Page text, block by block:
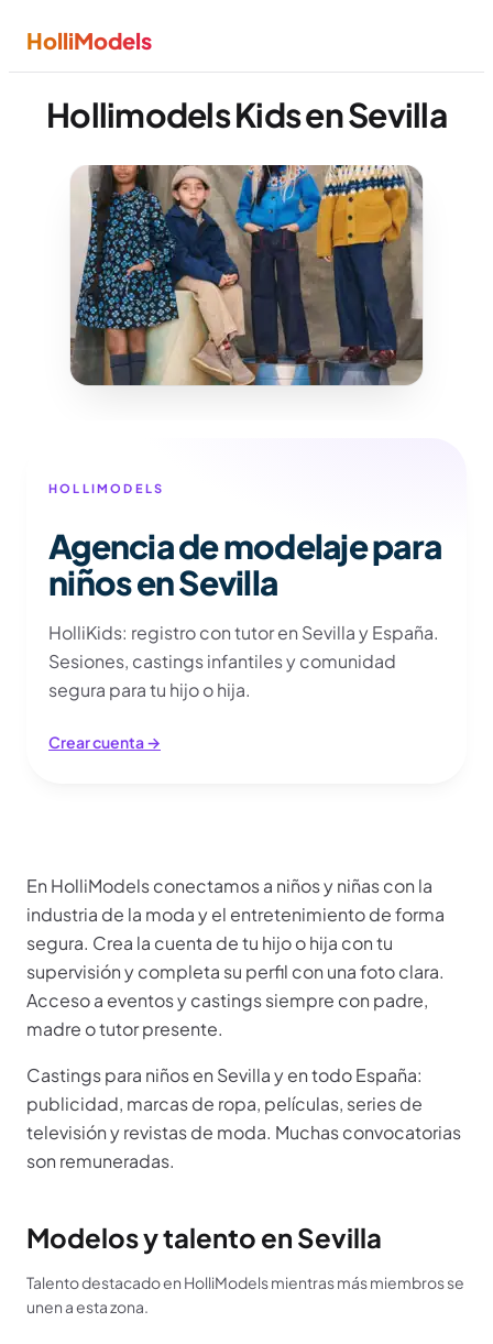
HolliModels
Hollimodels Kids en Sevilla
HOLLIMODELS
Agencia de modelaje para
niños en Sevilla
HolliKids: registro con tutor en Sevilla y España.
Sesiones, castings infantiles y comunidad
segura para tu hijo o hija.
Crear cuenta →
En HolliModels conectamos a niños y niñas con la
industria de la moda y el entretenimiento de forma
segura. Crea la cuenta de tu hijo o hija con tu
supervisión y completa su perfil con una foto clara.
Acceso a eventos y castings siempre con padre,
madre o tutor presente.
Castings para niños en Sevillay en todoEspaña:
publicidad, marcas de ropa, películas, series de
televisión y revistas de moda. Muchas convocatorias
son remuneradas.
Modelos y talento en Sevilla
Talento destacado en HolliModels mientras más miembros se
unen a esta zona.